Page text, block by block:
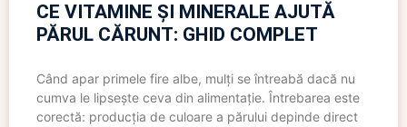
CE VITAMINE ȘI MINERALE AJUTĂ
PĂRUL CĂRUNT: GHID COMPLET
Când apar primele fire albe, mulți se întreabă dacă nu
cumva le lipsește ceva din alimentație. Întrebarea este
corectă: producția de culoare a părului depinde direct